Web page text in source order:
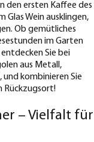
den ersten Kaffee des
Glas Wein ausklingen,
Ob gemütliches
im Garten
Sie bei
aus Metall,
kombinieren Sie
Rückzugsort!
– Vielfalt für